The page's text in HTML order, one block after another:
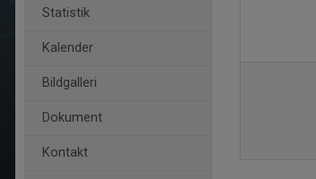
Statistik
Kalender
Bildgalleri
Dokument
Kontakt